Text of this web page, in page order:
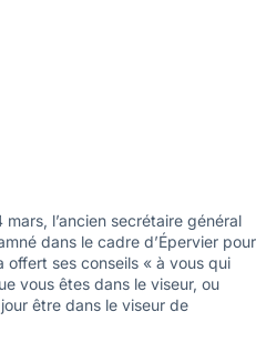
l’ancien secrétaire général
dans le cadre d’Épervier pour
ses conseils « à vous qui
vous êtes dans le viseur, ou
être dans le viseur de